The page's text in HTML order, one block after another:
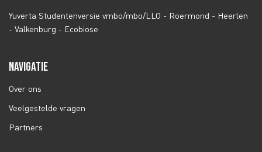
Yuverta Studentenversie vmbo/mbo/LLO - Roermond - Heerlen
- Valkenburg - Ecobiose
NAVIGATIE
Over ons
Veelgestelde vragen
Partners